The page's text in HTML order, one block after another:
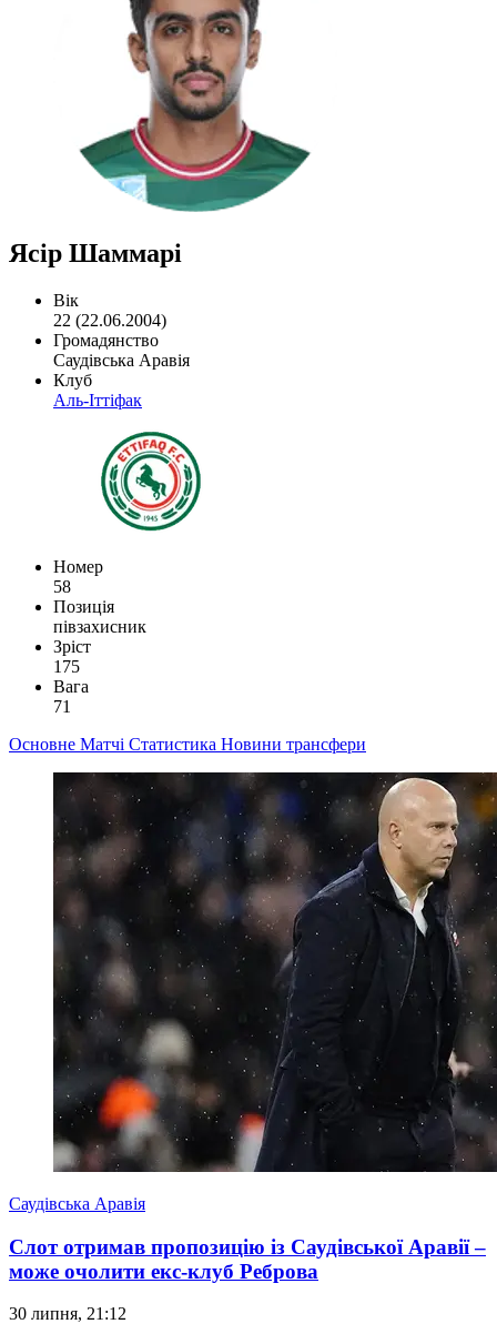
Ясір Шаммарі
Вік
22 (22.06.2004)
Громадянство
Саудівська Аравія
Клуб
Аль-Іттіфак
Номер
58
Позиція
півзахисник
Зріст
175
Вага
71
Основне Матчі Статистика Новини трансфери
Саудівська Аравія
Слот отримав пропозицію із Саудівської Аравії –
може очолити екс-клуб Реброва
30 липня, 21:12